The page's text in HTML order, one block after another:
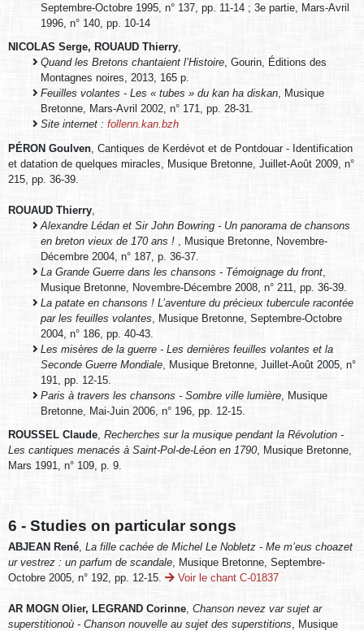
Septembre-Octobre 1995, n° 137, pp. 11-14 ; 3e partie, Mars-Avril
1996, n° 140, pp. 10-14
NICOLAS Serge, ROUAUD Thierry,
Quand les Bretons chantaient l’Histoire, Gourin, Éditions des
Montagnes noires, 2013, 165 p.
Feuilles volantes - Les « tubes » du kan ha diskan, Musique
Bretonne, Mars-Avril 2002, n° 171, pp. 28-31.
Site internet : follenn.kan.bzh
PÉRON Goulven , Cantiques de Kerdévot et de Pontdouar - Identification
et datation de quelques miracles, Musique Bretonne, Juillet-Août 2009, n°
215, pp. 36-39.
ROUAUD Thierry
Alexandre Lédan et Sir John Bowring - Un panorama de chansons
en breton vieux de 170 ans !
, Musique Bretonne, Novembre-
Décembre 2004, n° 187, p. 36-37.
La Grande Guerre dans les chansons - Témoignage du front
Musique Bretonne, Novembre-Décembre 2008, n° 211, pp. 36-39.
La patate en chansons ! L’aventure du précieux tubercule racontée
par les feuilles volantes , Musique Bretonne, Septembre-Octobre
2004, n° 186, pp. 40-43.
Les misères de la guerre - Les dernières feuilles volantes et la
Seconde Guerre Mondiale , Musique Bretonne, Juillet-Août 2005, n°
191, pp. 12-15.
Paris à travers les chansons - Sombre ville lumière , Musique
Bretonne, Mai-Juin 2006, n° 196, pp. 12-15.
ROUSSEL Claude Recherches sur la musique pendant la Révolution -
Les cantiques menacés à Saint-Pol-de-Léon en 1790, Musique Bretonne,
Mars 1991, n° 109, p. 9.
6 - Studies on particular songs
ABJEAN René, La fille cachée de Michel Le Nobletz - Me m’eus choazet
ur vestrez : un parfum de scandale, Musique Bretonne, Septembre-
Octobre 2005, n° 192, pp. 12-15.
Voir le chant C-01837
AR MOGN Olier, LEGRAND Corinne, Chanson nevez var sujet ar
superstitionoù - Chanson nouvelle au sujet des superstitions, Musique